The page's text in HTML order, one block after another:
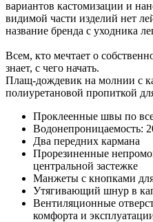
вариантов кастомизации и
видимой части изделий нет
название бренда с уходника
Всем, кто мечтает о
знает, с чего начать.
Плащ-дождевик на молнии с
полиуретановой пропиткой
Проклеенные швы по
Водонепроницаемость:
Два передних кармана
Прорезиненные
центральной застежке
Манжеты с кнопками
Утягивающий шнур в
Вентиляционные
комфорта и